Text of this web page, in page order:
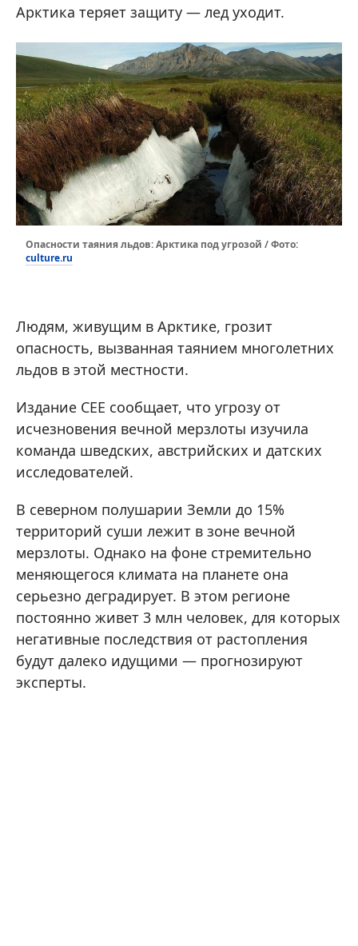
Арктика теряет защиту — лед уходит.
Опасности таяния льдов: Арктика под угрозой / Фото:
culture.ru
Людям, живущим в Арктике, грозит
опасность, вызванная таянием многолетних
льдов в этой местности.
Издание CEE сообщает, что угрозу от
исчезновения вечной мерзлоты изучила
команда шведских, австрийских и датских
исследователей.
В северном полушарии Земли до 15%
территорий суши лежит в зоне вечной
мерзлоты. Однако на фоне стремительно
меняющегося климата на планете она
серьезно деградирует. В этом регионе
постоянно живет 3 млн человек, для которых
негативные последствия от растопления
будут далеко идущими — прогнозируют
эксперты.